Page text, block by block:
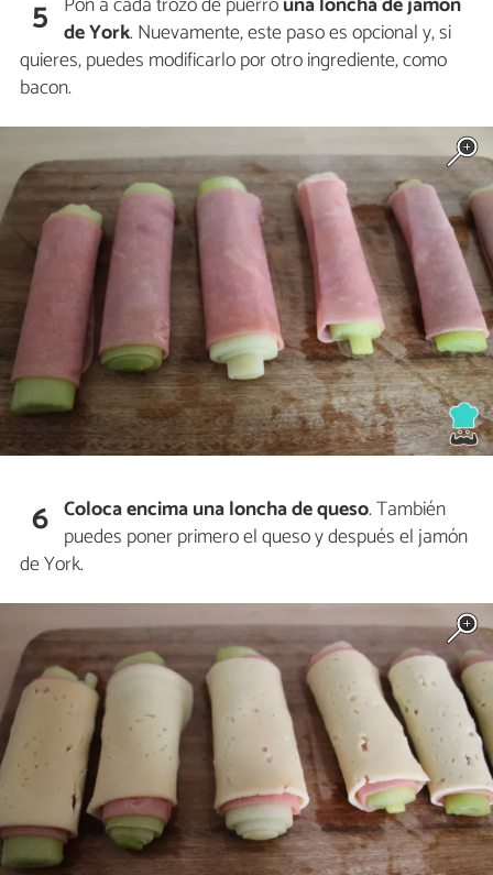
5 de York. Nuevamente, este paso es opcional y, si
quieres, puedes modificarlo por otro ingrediente, como
bacon.
6 Coloca encima una loncha de queso. También
puedes poner primero el queso y después el jamón
de York.